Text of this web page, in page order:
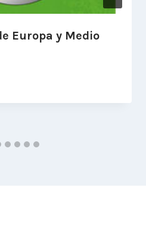
Europa y Medio